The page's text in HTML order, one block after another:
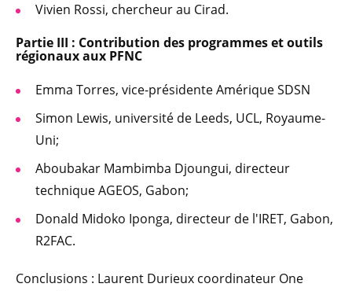
Vivien Rossi, chercheur au Cirad.
Partie III : Contribution des programmes et outils
régionaux aux PFNC
Emma Torres, vice-présidente Amérique SDSN
Simon Lewis, université de Leeds, UCL, Royaume-
Uni;
Aboubakar Mambimba Djoungui, directeur
technique AGEOS, Gabon;
Donald Midoko Iponga, directeur de l'IRET, Gabon,
R2FAC.
Conclusions : Laurent Durieux coordinateur One